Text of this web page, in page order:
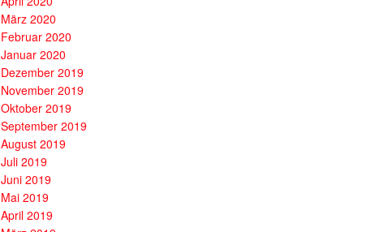
März 2020
Februar 2020
Januar 2020
Dezember 2019
November 2019
Oktober 2019
September 2019
August 2019
Juli 2019
Juni 2019
Mai 2019
April 2019